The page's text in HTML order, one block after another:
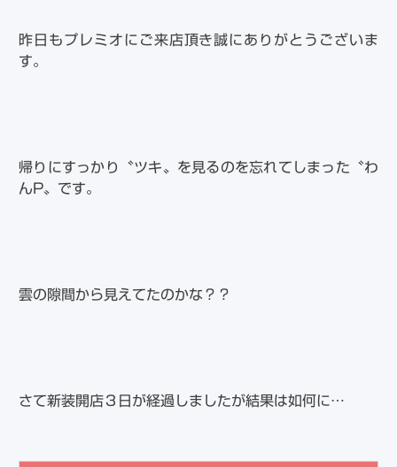
昨日もプレミオにご来店頂き誠にありがとうございま
す。
帰りにすっかり〝ツキ〟を見るのを忘れてしまった〝わ
んP〟です。
雲の隙間から見えてたのかな？？
さて新装開店３日が経過しましたが結果は如何に…